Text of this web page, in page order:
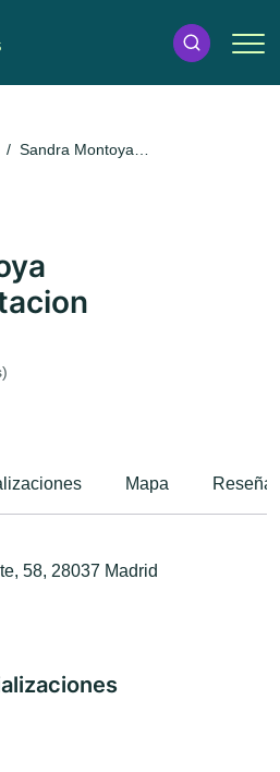
Sandra Montoya
Mapa
58, 28037 Madrid